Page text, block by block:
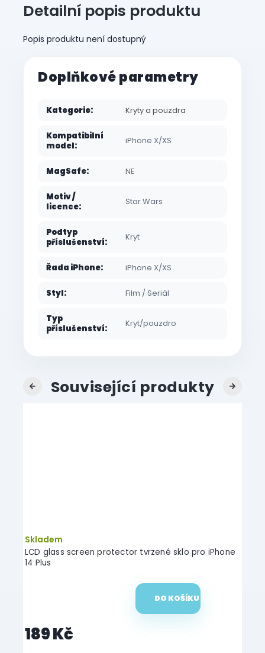
Detailní popis produktu
Popis produktu není dostupný
Doplňkové parametry
Kategorie: Kryty a pouzdra
Kompatibilní
model: iPhone X/XS
MagSafe: NE
Motiv /
licence: Star Wars
Podtyp
příslušenství: Kryt
Řada iPhone: iPhone X/XS
Styl: Film / Seriál
Typ
příslušenství: Kryt/pouzdro
Související produkty
Previous
LCD glass screen protector tvrzené sklo pro iPhone
14 Plus
Skladem
189 Kč
DO KOŠÍKU
Next